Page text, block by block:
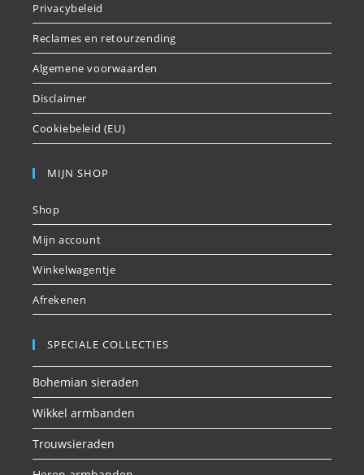
Privacybeleid
Reclames en retourzending
Algemene voorwaarden
Disclaimer
Cookiebeleid (EU)
MIJN SHOP
Shop
Mijn account
Winkelwagentje
Afrekenen
SPECIALE COLLECTIES
Bohemian sieraden
Wikkel armbanden
Trouwsieraden